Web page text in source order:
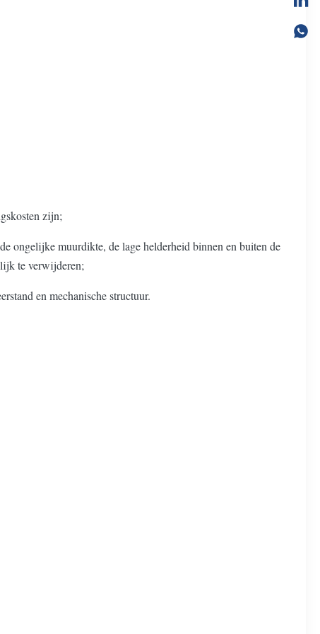
zijn;
ongelijke muurdikte, de lage helderheid binnen en buiten de
te verwijderen;
en mechanische structuur.